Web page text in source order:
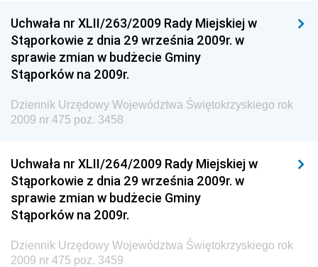
Dziennik Urzędowy Ministerstwa Administracji,
Gospodarki Terenowej i Ochrony Środowiska
Dziennik Urzędowy Ministerstwa Administracji i
Gospodarki Przestrzennej
Dziennik Urzędowy Unii Europejskiej, L
Dziennik Urzędowy Ministerstwa Przemysłu
Chemicznego i Lekkiego
Dziennik Urzędowy Ministerstwa Rolnictwa i
Gospodarki Żywnościowej
Dziennik Urzędowy Ministra Rodziny, Pracy i Polityki
Społecznej
Uchwała nr XLII/263/2009 Rady Miejskiej w
Stąporkowie z dnia 29 września 2009r. w
sprawie zmian w budżecie Gminy
Stąporków na 2009r.
Dziennik Urzędowy Województwa Świętokrzyskiego rok
2009 nr 475 poz. 3458
Uchwała nr XLII/264/2009 Rady Miejskiej w
Stąporkowie z dnia 29 września 2009r. w
sprawie zmian w budżecie Gminy
Stąporków na 2009r.
Dziennik Urzędowy Województwa Świętokrzyskiego rok
2009 nr 475 poz. 3459